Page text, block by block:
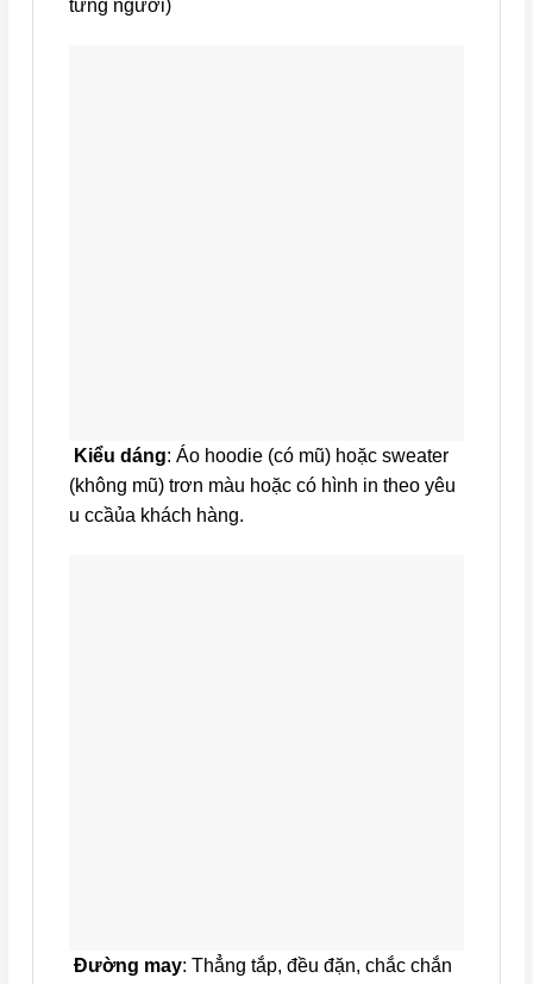
từng người)
Kiểu dáng: Áo hoodie (có mũ) hoặc sweater
(không mũ) trơn màu hoặc có hình in theo yêu
u ccầủa khách hàng.
Đường may: Thẳng tắp, đều đặn, chắc chắn